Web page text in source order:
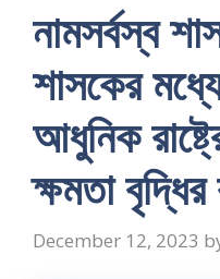
নামসর্বস্ব
শাসকের
আধুনিক
ক্ষমতা
December 12, 2023